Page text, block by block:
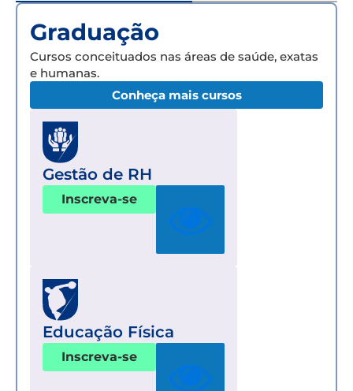
Graduação
Cursos conceituados nas áreas de saúde, exatas
e humanas.
Conheça mais cursos
Gestão de RH
Inscreva-se
Educação Física
Inscreva-se